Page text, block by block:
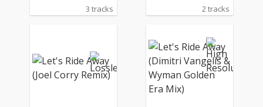
3 tracks 2 tracks